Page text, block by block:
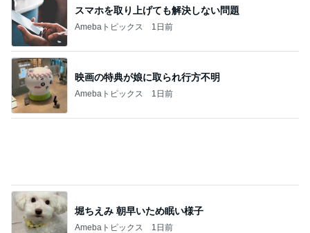
スマホを取り上げても解決しない問題
Amebaトピックス 1日前
映画の特典が娘に取られ行方不明
Amebaトピックス 1日前
堀ちえみ 朝早いため眠い様子
Amebaトピックス 1日前